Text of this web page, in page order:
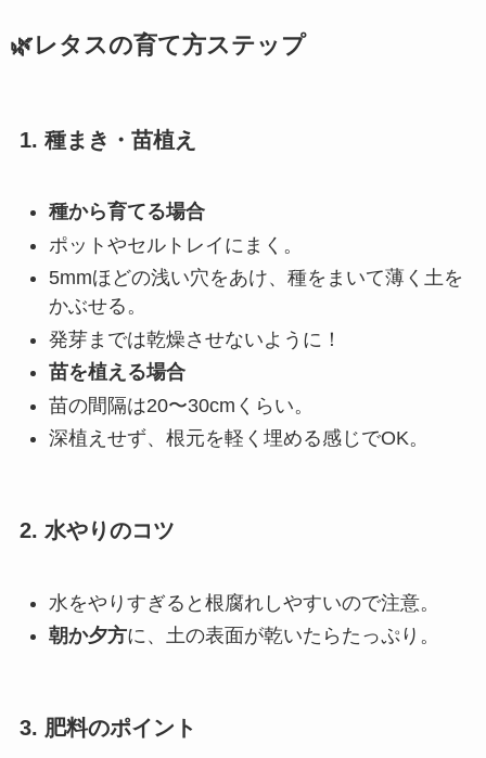
🌿レタスの育て方ステップ
1. 種まき・苗植え
種から育てる場合
ポットやセルトレイにまく。
5mmほどの浅い穴をあけ、種をまいて薄く土を
かぶせる。
発芽までは乾燥させないように！
苗を植える場合
苗の間隔は20〜30cmくらい。
深植えせず、根元を軽く埋める感じでOK。
2. 水やりのコツ
水をやりすぎると根腐れしやすいので注意。
朝か夕方に、土の表面が乾いたらたっぷり。
3. 肥料のポイント